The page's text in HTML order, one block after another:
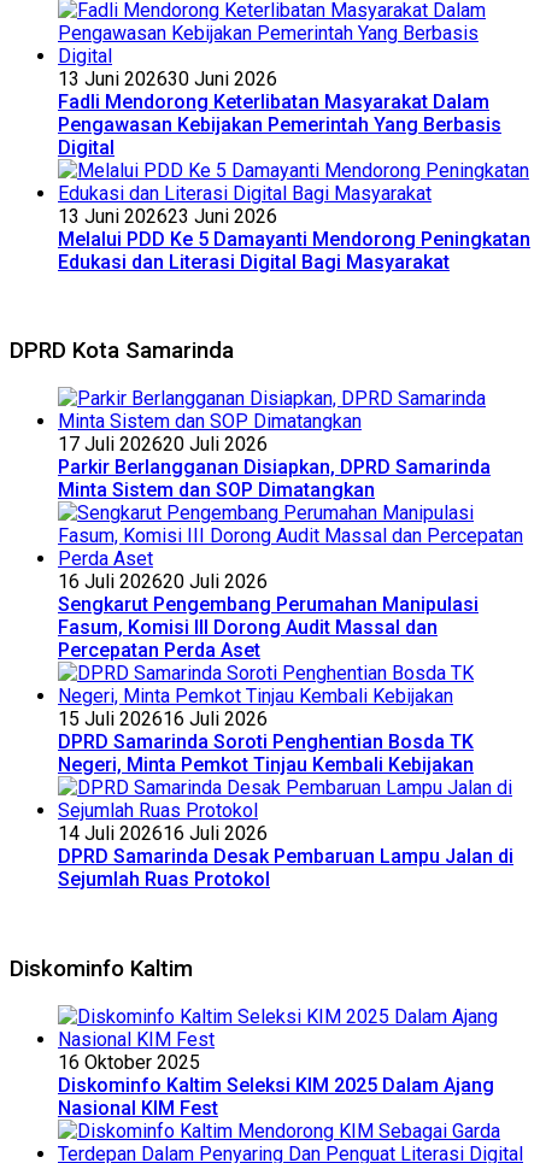
13 Juni 202630 Juni 2026
Fadli Mendorong Keterlibatan Masyarakat Dalam
Pengawasan Kebijakan Pemerintah Yang Berbasis
Digital
13 Juni 202623 Juni 2026
Melalui PDD Ke 5 Damayanti Mendorong Peningkatan
Edukasi dan Literasi Digital Bagi Masyarakat
DPRD Kota Samarinda
17 Juli 202620 Juli 2026
Parkir Berlangganan Disiapkan, DPRD Samarinda
Minta Sistem dan SOP Dimatangkan
16 Juli 202620 Juli 2026
Sengkarut Pengembang Perumahan Manipulasi
Fasum, Komisi III Dorong Audit Massal dan
Percepatan Perda Aset
15 Juli 202616 Juli 2026
DPRD Samarinda Soroti Penghentian Bosda TK
Negeri, Minta Pemkot Tinjau Kembali Kebijakan
14 Juli 202616 Juli 2026
DPRD Samarinda Desak Pembaruan Lampu Jalan di
Sejumlah Ruas Protokol
Diskominfo Kaltim
16 Oktober 2025
Diskominfo Kaltim Seleksi KIM 2025 Dalam Ajang
Nasional KIM Fest